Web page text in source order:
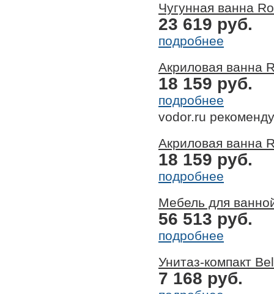
Чугунная ванна
23 619 руб.
подробнее
Акриловая ванна
18 159 руб.
подробнее
vodor.ru
Акриловая ванна
18 159 руб.
подробнее
Мебель для
56 513 руб.
подробнее
Унитаз-компакт
7 168 руб.